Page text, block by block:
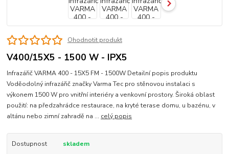
Ohodnotit produkt
V400/15X5 - 1500 W - IPX5
Infrazářič VARMA 400 - 15X5 FM - 1500W Detailní popis produktu
Voděodolný infrazářič značky Varma Tec pro stěnovou instalaci s
výkonem 1500 W pro vnitřní interiéry a venkovní prostory. Široká oblast
použití: na předzahrádce restaurace, na kryté terase domu, u bazénu, v
altánu nebo zimní zahradě na ... celý popis
Dostupnost skladem